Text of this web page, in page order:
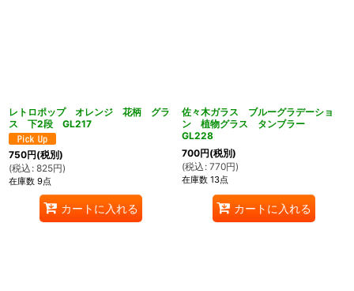
レトロポップ オレンジ 花柄 グラ
ス 下2段 GL217
750円(税別)
(税込 : 825円)
在庫数 9点
カートに入れる
佐々木ガラス ブルーグラデーショ
ン 植物グラス タンブラー
GL228
700円(税別)
(税込 : 770円)
在庫数 13点
カートに入れる